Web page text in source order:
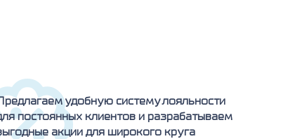
удобную систему лояльности
постоянных клиентов и разрабатываем
акции для широкого круга